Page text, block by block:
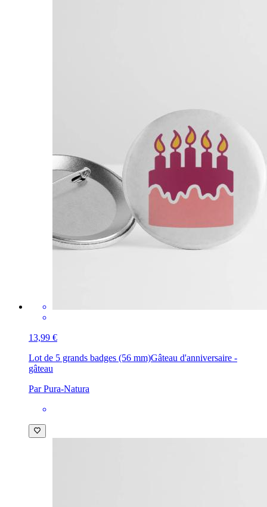
13,99 €
Lot de 5 grands badges (56 mm)Gâteau d'anniversaire -
gâteau
Par Pura-Natura